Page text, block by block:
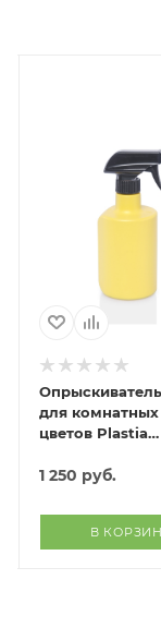
Опрыскиватель
для комнатных
цветов Plastia
1 250 руб.
В